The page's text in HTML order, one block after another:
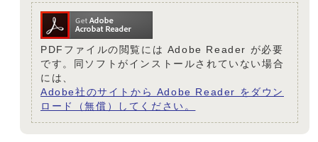
PDFファイルの閲覧には Adobe Reader が必要
です。同ソフトがインストールされていない場合
には、
Adobe社のサイトから Adobe Reader をダウン
ロード（無償）してください。